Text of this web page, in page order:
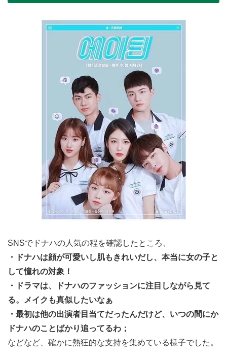
SNSでドナハの人気の程を確認したところ、
・ドナハは顔が可愛いし肌もきれいだし、本当に女の子と
して憧れの対象！
・ドラマは、ドナハのファッションに注目しながら見て
る。メイクも真似したいなぁ
・最初は他の出演者目当てだったんだけど、いつの間にか
ドナハのことばかり追ってるわ；
などなど、確かに熱狂的な支持を集めている様子でした。